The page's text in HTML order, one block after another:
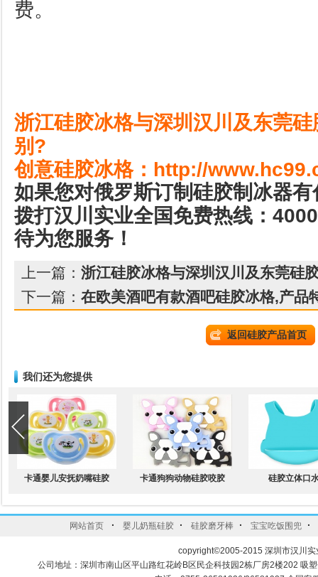
费。
浙江硅胶冰格与深圳汉川及东莞
别 ?
创意硅胶冰格： http://
如果您对俄罗斯订制硅胶制冰器
拨打汉川实业全国免费热线：
待为您服务！
上一篇： 浙江硅胶冰格与深圳汉川及东莞硅
下一篇： 在欧美酒吧有款酒吧硅胶冰格,产品
返回硅胶产品首页
我们还为您提供
卡通婴儿安抚奶嘴硅胶 卡通狗狗动物硅胶咬胶 硅胶立体口
网站首页 · 婴儿奶瓶硅胶 · 硅胶磨牙棒 · 宝宝吃饭围兜 ·
copyright©2005-2015 深圳市汉川
公司地址：深圳市南山区平山路红花岭B区民企科技园2栋厂房2楼202 吸